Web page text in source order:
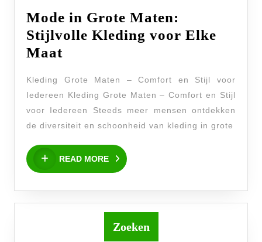
Mode in Grote Maten:
Stijlvolle Kleding voor Elke
Maat
Grote
Maten:
Stijlvolle
voor
Elke
Maat
Kleding Grote Maten – Comfort en Stijl voor
Iedereen Kleding Grote Maten – Comfort en Stijl
voor Iedereen Steeds meer mensen ontdekken
de diversiteit en schoonheid van kleding in grote
READ MORE
READ
MORE
Zoeken